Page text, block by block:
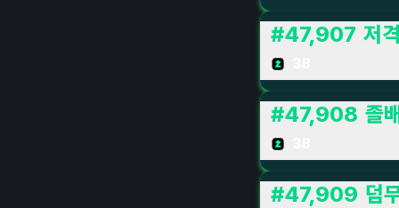
#47,907 저
#47,908 졸배
#47,909 덤